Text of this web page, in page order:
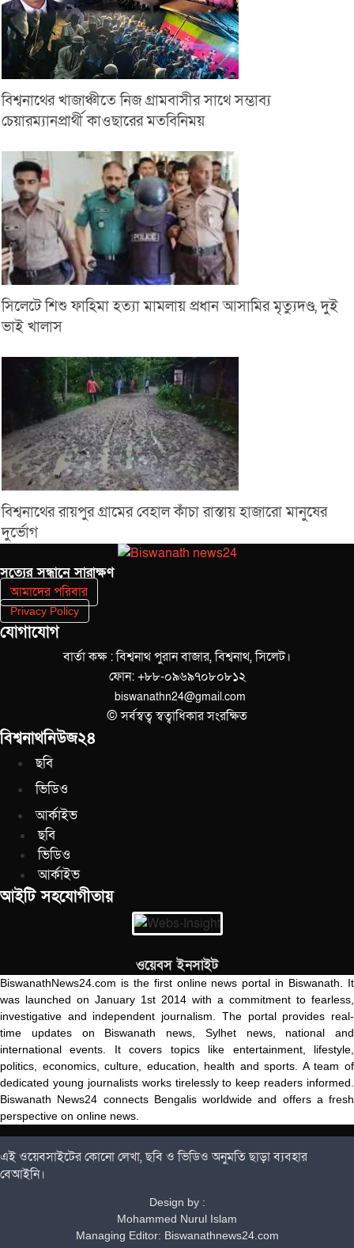
বিশ্বনাথের খাজাঞ্চীতে নিজ গ্রামবাসীর সাথে সম্ভাব্য
চেয়ারম্যানপ্রার্থী কাওছারের মতবিনিময়
সিলেটে শিশু ফাহিমা হত্যা মামলায় প্রধান আসামির মৃত্যুদণ্ড, দুই
ভাই খালাস
বিশ্বনাথের রায়পুর গ্রামের বেহাল কাঁচা রাস্তায় হাজারো মানুষের
দুর্ভোগ
সত‌্যের সন্ধানে সারাক্ষণ
আমাদের পরিবার
Privacy Policy
যোগাযোগ
বার্তা কক্ষ : বিশ্বনাথ পুরান বাজার, বিশ্বনাথ, সিলেট।
ফোন: +৮৮-০৯৬৯৭০৮০৮১২
biswanathn24@gmail.com
© সর্বস্বত্ব স্বত্বাধিকার সংরক্ষিত
বিশ্বনাথনিউজ২৪
ছবি
ভিডিও
আর্কাইভ
ছবি
ভিডিও
আর্কাইভ
আইটি সহযোগীতায়
ওয়েবস ইনসাইট
BiswanathNews24.com is the first online news portal in Biswanath. It
was launched on January 1st 2014 with a commitment to fearless,
investigative and independent journalism. The portal provides real-
time updates on Biswanath news, Sylhet news, national and
international events. It covers topics like entertainment, lifestyle,
politics, economics, culture, education, health and sports. A team of
dedicated young journalists works tirelessly to keep readers informed.
Biswanath News24 connects Bengalis worldwide and offers a fresh
perspective on online news.
এই ওয়েবসাইটের কোনো লেখা, ছবি ও ভিডিও অনুমতি ছাড়া ব্যবহার
বেআইনি।
Design by :
Mohammed Nurul Islam
Managing Editor: Biswanathnews24.com